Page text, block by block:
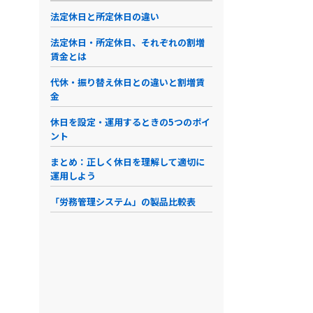
法定休日と所定休日の違い
法定休日・所定休日、それぞれの割増
賃金とは
代休・振り替え休日との違いと割増賃
金
休日を設定・運用するときの5つのポイ
ント
まとめ：正しく休日を理解して適切に
運用しよう
「労務管理システム」の製品比較表